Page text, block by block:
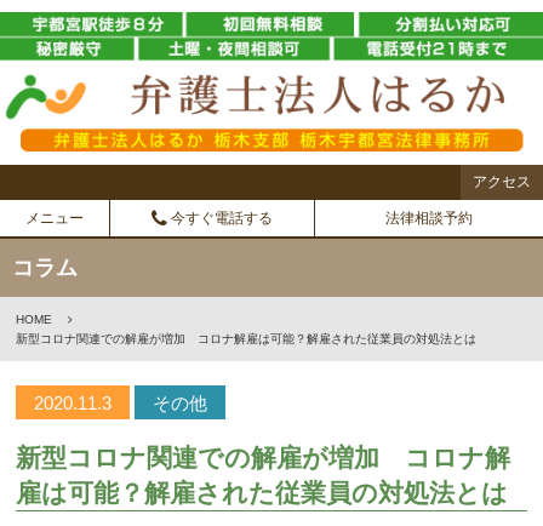
アクセス
メニュー 今すぐ電話する 法律相談予約
コラム
HOME
新型コロナ関連での解雇が増加 コロナ解雇は可能？解雇された従業員の対処法とは
2020.11.3 その他
新型コロナ関連での解雇が増加 コロナ解
雇は可能？解雇された従業員の対処法とは